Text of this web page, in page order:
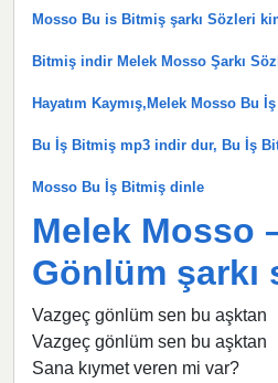
Mosso Bu is Bitmiş şarkı Sözleri
Bitmiş indir Melek Mosso Şarkı
Hayatım Kaymış,Melek Mosso Bu
Bu İş Bitmiş mp3 indir dur, Bu İş
Mosso Bu İş Bitmiş dinle
Melek Mosso
Gönlüm şarkı
Vazgeç gönlüm sen bu aşktan
Vazgeç gönlüm sen bu aşktan
Sana kıymet veren mi var?